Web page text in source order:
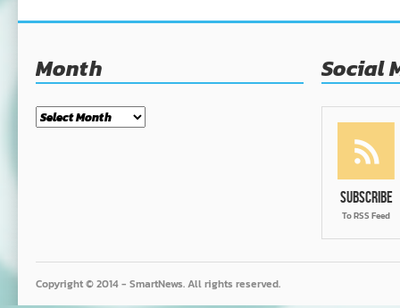
Month
Month
Social
Subscribe
To RSS Feed
Copyright © 2014 - SmartNews. All rights reserved.